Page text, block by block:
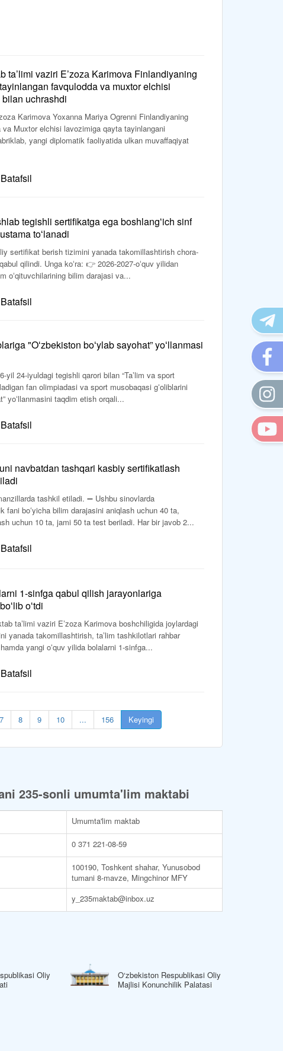
ta’limi vaziri E’zozа Karimova Finlandiyaning
favqulodda va muxtor elchisi
uchrashdi
Karimova Yoxanna Mariya Ogrenni Finlandiyaning
va Muxtor elchisi lavozimiga qayta tayinlangani
yangi diplomatik faoliyatida ulkan muvaffaqiyat
Batafsil
tegishli sertifikatga ega boshlangʻich sinf
toʻlanadi
sertifikat berish tizimini yanada takomillashtirish chora-
qilindi. Unga koʻra: 👉 2026-2027-oʻquv yilidan
oʻqituvchilarining bilim darajasi va...
Batafsil
"Oʻzbekiston boʻylab sayohat” yoʻllanmasi
yil 24-iyuldagi tegishli qarori bilan “Taʼlim va sport
fan olimpiadasi va sport musobaqasi gʻoliblarini
yoʻllanmasini taqdim etish orqali...
Batafsil
navbatdan tashqari kasbiy sertifikatlash
tashkil etiladi. ➖ Ushbu sinovlarda
fani boʻyicha bilim darajasini aniqlash uchun 40 ta,
uchun 10 ta, jami 50 ta test beriladi. Har bir javob 2...
Batafsil
1-sinfga qabul qilish jarayonlariga
oʻtdi
taʼlimi vaziri Eʼzoza Karimova boshchiligida joylardagi
yanada takomillashtirish, taʼlim tashkilotlari rahbar
yangi oʻquv yilida bolalarni 1-sinfga...
Batafsil
7 8 9 10 ... 156 Keyingi
235-sonli umumta'lim maktabi
Umumta'lim maktab
0 371 221-08-59
100190, Toshkent shahar, Yunusobod
tumani 8-mavze, Mingchinor MFY
y_235maktab@inbox.uz
Oliy
O‘zbekiston Respublikasi Oliy
Majlisi Konunchilik Palatasi